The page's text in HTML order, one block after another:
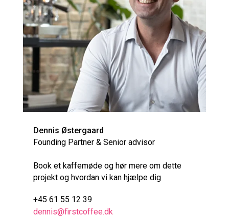
Dennis Østergaard
Founding Partner & Senior advisor
Book et kaffemøde og hør mere om dette
projekt og hvordan vi kan hjælpe dig
+45 61 55 12 39
dennis@firstcoffee.dk